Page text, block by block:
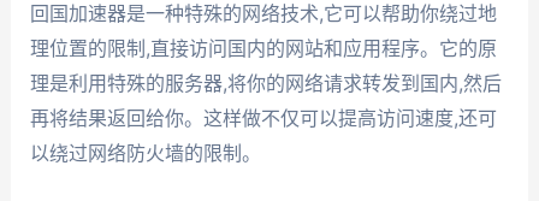
回国加速器是一种特殊的网络技术,它可以帮助你绕过地
理位置的限制,直接访问国内的网站和应用程序。它的原
理是利用特殊的服务器,将你的网络请求转发到国内,然后
再将结果返回给你。这样做不仅可以提高访问速度,还可
以绕过网络防火墙的限制。